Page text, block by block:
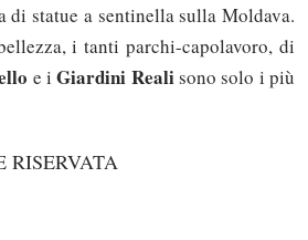
di statue a sentinella sulla Moldava.
i tanti parchi-capolavoro, di
e iGiardini Realisono solo i più
RISERVATA